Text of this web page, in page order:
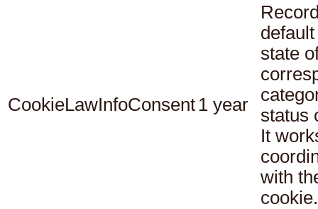
CookieLawInfoConsent 1 year
state
status
It
with
cookie.